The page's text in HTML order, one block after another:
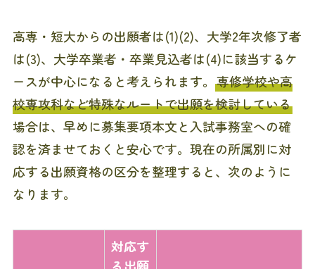
高専・短大からの出願者は(1)(2)、大学2年次修了者
は(3)、大学卒業者・卒業見込者は(4)に該当するケ
ースが中心になると考えられます。 専修学校や高
校専攻科など特殊なルートで出願を検討している
場合は、早めに募集要項本文と入試事務室への確
認を済ませておくと安心です。現在の所属別に対
応する出願資格の区分を整理すると、次のように
なります。
対応す